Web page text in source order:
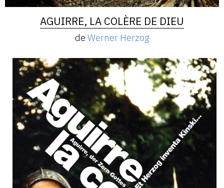
AGUIRRE, LA COLÈRE DE DIEU
de Werner Herzog